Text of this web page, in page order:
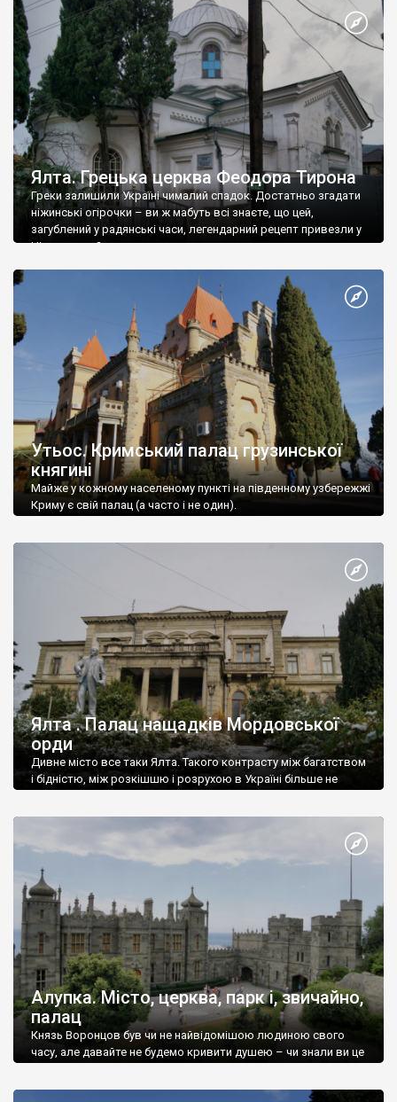
Ялта. Грецька церква Феодора Тирона
Греки залишили Україні чималий спадок. Достатньо згадати
ніжинські огірочки – ви ж мабуть всі знаєте, що цей,
загублений у радянські часи, легендарний рецепт привезли у
Ніжин греки?
Утьос. Кримський палац грузинської
княгині
Майже у кожному населеному пункті на південному узбережжі
Криму є свій палац (а часто і не один).
Ялта . Палац нащадків Мордовської
орди
Дивне місто все таки Ялта. Такого контрасту між багатством
і бідністю, між розкішшю і розрухою в Україні більше не
Алупка. Місто, церква, парк і, звичайно,
палац
Князь Воронцов був чи не найвідомішою людиною свого
часу, але давайте не будемо кривити душею – чи знали ви це